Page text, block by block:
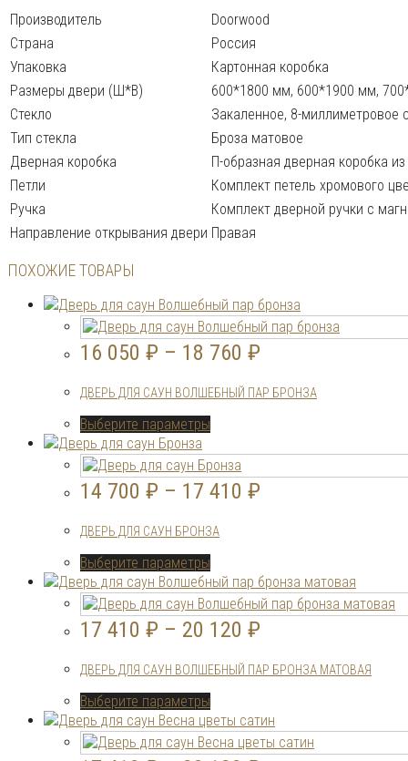
Производитель
Doorwood
Страна
Россия
Упаковка
Картонная коробка
Размеры двери (Ш*В)
600*1800 мм, 600*1900 мм,
Стекло
Закаленное, 8-миллиметровое
Тип стекла
Броза матовое
Дверная коробка
П-образная дверная коробка
Петли
Комплект петель хромового
Ручка
Комплект дверной ручки с
Направление открывания двери Правая
ПОХОЖИЕ ТОВАРЫ
16 050 ₽ – 18 760 ₽
ДВЕРЬ ДЛЯ САУН ВОЛШЕБНЫЙ ПАР БРОНЗА
Выберите параметры
имеет
несколько
вариаций.
можно
выбрать
на
странице
товара.
14 700 ₽ – 17 410 ₽
ДВЕРЬ ДЛЯ САУН БРОНЗА
Выберите параметры
товар
имеет
несколько
вариаций.
можно
выбрать
на
странице
товара.
17 410 ₽ – 20 120 ₽
ДВЕРЬ ДЛЯ САУН ВОЛШЕБНЫЙ ПАР БРОНЗА МАТОВАЯ
Выберите параметры
товар
имеет
несколько